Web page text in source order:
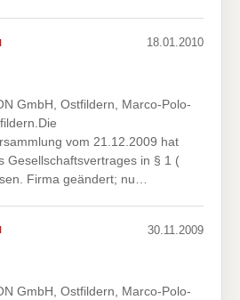
18.01.2010
GmbH, Ostfildern, Marco-Polo-
vom 21.12.2009 hat
Gesellschaftsvertrages in § 1 (
Firma geändert; nu…
30.11.2009
GmbH, Ostfildern, Marco-Polo-